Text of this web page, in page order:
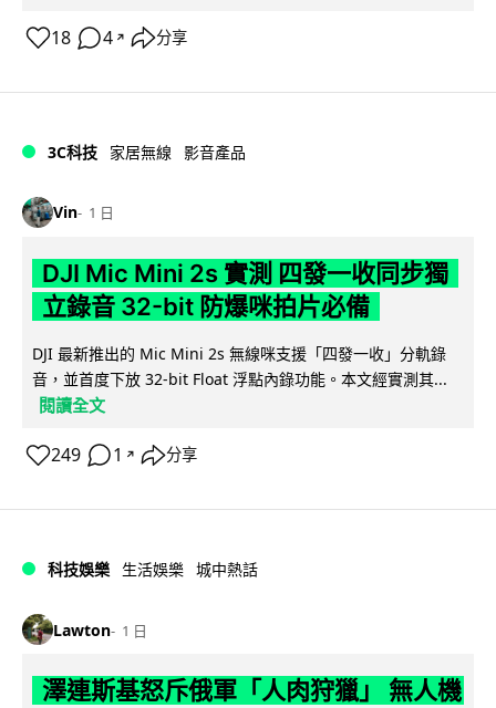
18 4 ↗ 分享
3C科技 家居無線 影音產品
Vin 1 日
DJI Mic Mini 2s 實測 四發一收同步獨
立錄音 32-bit 防爆咪拍片必備
DJI 最新推出的 Mic Mini 2s 無線咪支援「四發一收」分軌錄
音，並首度下放 32-bit Float 浮點內錄功能。本文經實測其...
閱讀全文
249 1 ↗ 分享
科技娛樂 生活娛樂 城中熱話
Lawton 1 日
澤連斯基怒斥俄軍「人肉狩獵」 無人機